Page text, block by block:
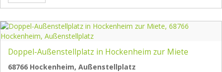
Doppel-Außenstellplatz in Hockenheim zur Miete
68766 Hockenheim, Außenstellplatz